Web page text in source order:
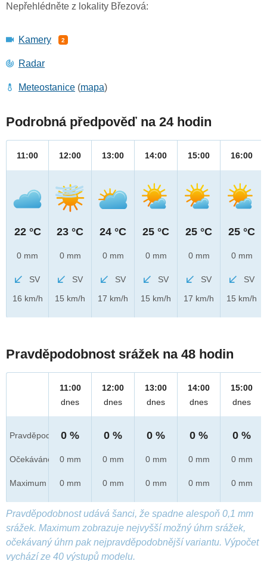
Nepřehlédněte z lokality Březová:
Kamery 2
Radar
Meteostanice (mapa)
Podrobná předpověď na 24 hodin
11:00
22 °C
0 mm
SV
16 km/h
12:00
23 °C
0 mm
SV
15 km/h
13:00
24 °C
0 mm
SV
17 km/h
14:00
25 °C
0 mm
SV
15 km/h
15:00
25 °C
0 mm
SV
17 km/h
16:00
25 °C
0 mm
SV
15 km/h
Pravděpodobnost srážek na 48 hodin
Pravděpod.
Očekáváno
Maximum
11:00
dnes
0 %
0 mm
0 mm
12:00
dnes
0 %
0 mm
0 mm
13:00
dnes
0 %
0 mm
0 mm
14:00
dnes
0 %
0 mm
0 mm
15:00
dnes
0 %
0 mm
0 mm
Pravděpodobnost udává šanci, že spadne alespoň 0,1 mm
srážek. Maximum zobrazuje nejvyšší možný úhrn srážek,
očekávaný úhrn pak nejpravděpodobnější variantu. Výpočet
vychází ze 40 výstupů modelu.